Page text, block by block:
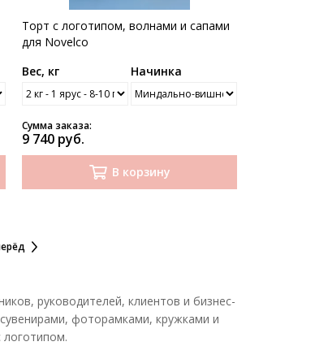
Торт с логотипом, волнами и сапами
для Novelco
Вес, кг
Начинка
Сумма заказа:
9 740 руб.
В корзину
руководителей, клиентов и бизнес-
фоторамками, кружками и